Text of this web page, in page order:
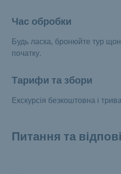
Час обробки
Будь ласка, бронюйте тур
початку.
Тарифи та збори
Екскурсія безкоштовна і
Питання та